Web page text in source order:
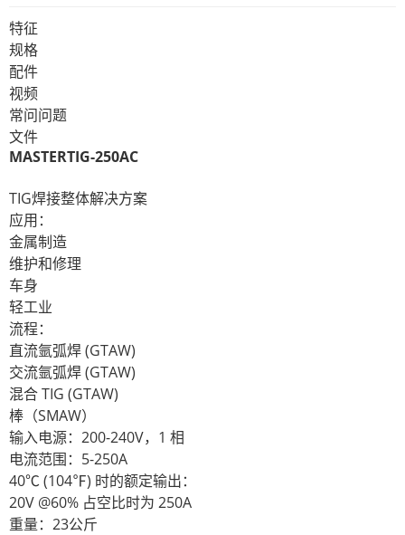
特征
规格
配件
视频
常问问题
文件
MASTERTIG-250AC
TIG焊接整体解决方案
应用：
金属制造
维护和修理
车身
轻工业
流程：
直流氩弧焊 (GTAW)
交流氩弧焊 (GTAW)
混合 TIG (GTAW)
棒（SMAW）
输入电源：200-240V，1 相
电流范围：5-250A
40℃ (104℉) 时的额定输出：
20V @60% 占空比时为 250A
重量：23公斤